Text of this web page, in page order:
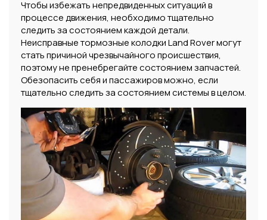
Чтобы избежать непредвиденных ситуаций в
процессе движения, необходимо тщательно
следить за состоянием каждой детали.
Неисправные тормозные колодки Land Rover могут
стать причиной чрезвычайного происшествия,
поэтому не пренебрегайте состоянием запчастей.
Обезопасить себя и пассажиров можно, если
тщательно следить за состоянием системы в целом.